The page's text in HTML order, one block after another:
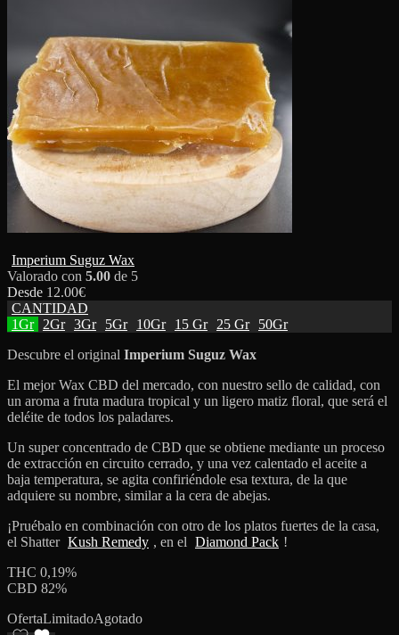
Imperium Suguz Wax
Valorado con 5.00 de 5
Desde 12.00€
CANTIDAD
1Gr
2Gr 3Gr 5Gr 10Gr 15 Gr 25 Gr
50Gr
Descubre el original Imperium Suguz Wax
El mejor Wax CBD del mercado, con nuestro sello de calidad, con
un aroma a fruta madura tropical y un ligero matiz floral, que será el
deléite de todos los paladares.
Un super concentrado de CBD que se obtiene mediante un proceso
de extracción en circuito cerrado, y una vez calentado el aceite a
baja temperatura, se agita confiriéndole esa textura, de la que
adquiere su nombre, similar a la cera de abejas.
¡Pruébalo en combinación con otro de los platos fuertes de la casa,
el Shatter Kush Remedy , en el Diamond Pack !
THC 0,19%
CBD 82%
OfertaLimitadoAgotado